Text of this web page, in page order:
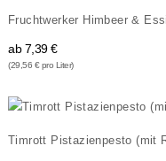
Fruchtwerker Himbeer &
ab7,39 €
(29,56 € pro Liter)
Timrott Pistazienpesto (mit